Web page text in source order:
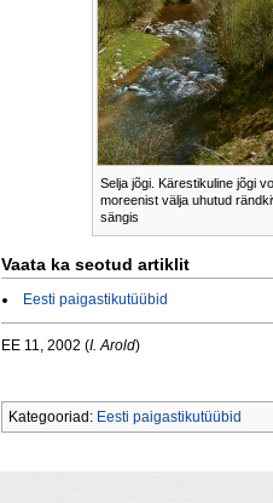
Selja jõgi. Kärestikuline jõgi
moreenist välja uhutud
sängis
Vaata ka seotud artiklit
Eesti paigastikutüübid
EE 11, 2002 (I. Arold)
Kategooriad: Eesti paigastikutüübid